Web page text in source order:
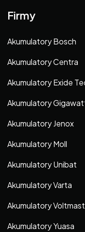
Firmy
Akumulatory Bosch
Akumulatory Centra
Akumulatory Exide
Akumulatory
Akumulatory Jenox
Akumulatory Moll
Akumulatory Unibat
Akumulatory Varta
Akumulatory
Akumulatory Yuasa